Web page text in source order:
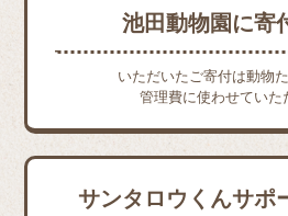
池田動物園に寄
いただいたご寄付は動物た
管理費に使わせていた
サンタロウくんサポ